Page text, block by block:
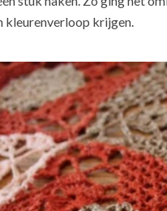
kleurenverloop krijgen.